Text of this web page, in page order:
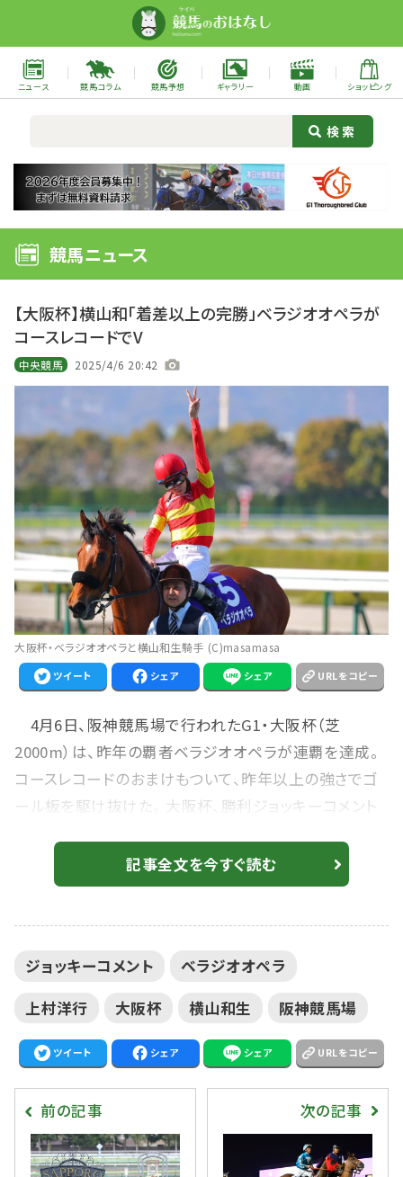
ニュース 競馬コラム 競馬予想 ギャラリー 動画 ショッピング
競馬ニュース
【大阪杯】横山和「着差以上の完勝」ベラジオオペラが
コースレコードでV
中央競馬 2025/4/6 20:42
大阪杯・ベラジオオペラと横山和生騎手 (C)masamasa
ツイート シェア シェア URLをコピー
4月6日、阪神競馬場で行われたG1・大阪杯（芝
2000m）は、昨年の覇者ベラジオオペラが連覇を達成。
コースレコードのおまけもついて、昨年以上の強さでゴ
ール板を駆け抜けた。 大阪杯、勝利ジョッキーコメント
てすごく嬉しいです。もうぴったりというか、狙いすました
場所をしっかり取れて、すごくいいところに入ったなと思
なくてもこじ開けられそうな手応えがしっかり残...
記事全文を今すぐ読む
ジョッキーコメント
ベラジオオペラ
上村洋行
大阪杯 横山和生 阪神競馬場
ツイート シェア シェア URLをコピー
前の記事 次の記事